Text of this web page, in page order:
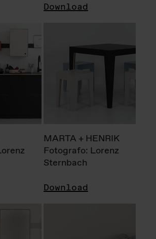
Download
MARTA + HENRIK
Fotografo: Lorenz
Sternbach
Download